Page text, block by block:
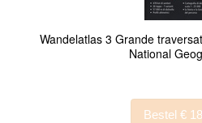
Wandelatlas 3 Grande
National
Bestel